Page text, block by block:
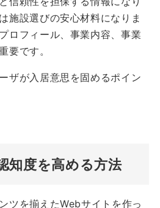
施設選びの安心材料になりま
ロフィール、事業内容、事業
要です。
ザが入居意思を固めるポイン
知度を高める方法
ツを揃えたWebサイトを作っ